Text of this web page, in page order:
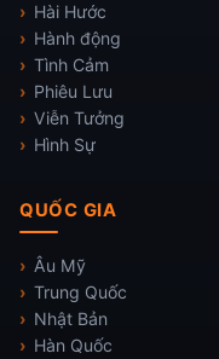
Hài Hước
Hành động
Tình Cảm
Phiêu Lưu
Viễn Tưởng
Hình Sự
QUỐC GIA
Âu Mỹ
Trung Quốc
Nhật Bản
Hàn Quốc